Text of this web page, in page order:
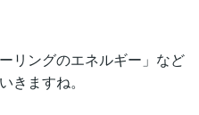
リングのエネルギー」など
きますね。